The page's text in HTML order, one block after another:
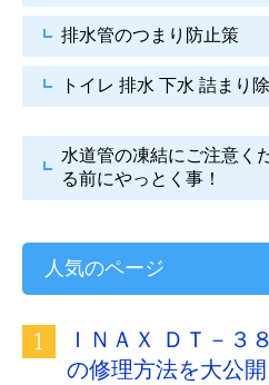
排水管のつまり防止策
トイレ 排水 下水 詰まり
水道管の凍結にご注意く
る前にやっとく事！
人気のページ
ＩＮＡＸ ＤＴ－３
の修理方法を大公開